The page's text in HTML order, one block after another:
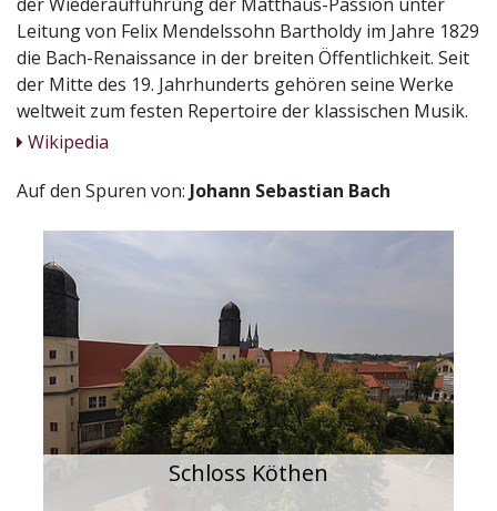
Leitung von Felix Mendelssohn Bartholdy im Jahre 1829
die Bach-Renaissance in der breiten Öffentlichkeit. Seit
der Mitte des 19. Jahrhunderts gehören seine Werke
weltweit zum festen Repertoire der klassischen Musik.
Wikipedia
Auf den Spuren von: Johann Sebastian Bach
Schloss Köthen